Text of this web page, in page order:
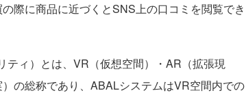
際に商品に近づくとSNS上の口コミを閲覧でき
ィ）とは、VR（仮想空間）・AR（拡張現
の総称であり、ABALシステムはVR空間内での